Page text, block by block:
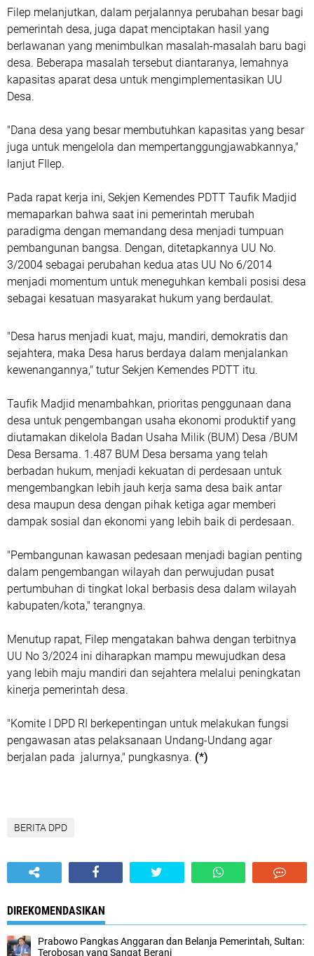
Filep melanjutkan, dalam perjalannya perubahan besar bagi
pemerintah desa, juga dapat menciptakan hasil yang
berlawanan yang menimbulkan masalah-masalah baru bagi
desa. Beberapa masalah tersebut diantaranya, lemahnya
kapasitas aparat desa untuk mengimplementasikan UU
Desa.
"Dana desa yang besar membutuhkan kapasitas yang besar
juga untuk mengelola dan mempertanggungjawabkannya,"
lanjut FIlep.
Pada rapat kerja ini, Sekjen Kemendes PDTT Taufik Madjid
memaparkan bahwa saat ini pemerintah merubah
paradigma dengan memandang desa menjadi tumpuan
pembangunan bangsa. Dengan, ditetapkannya UU No.
3/2004 sebagai perubahan kedua atas UU No 6/2014
menjadi momentum untuk meneguhkan kembali posisi desa
sebagai kesatuan masyarakat hukum yang berdaulat.
"Desa harus menjadi kuat, maju, mandiri, demokratis dan
sejahtera, maka Desa harus berdaya dalam menjalankan
kewenangannya," tutur Sekjen Kemendes PDTT itu.
Taufik Madjid menambahkan, prioritas penggunaan dana
desa untuk pengembangan usaha ekonomi produktif yang
diutamakan dikelola Badan Usaha Milik (BUM) Desa /BUM
Desa Bersama. 1.487 BUM Desa bersama yang telah
berbadan hukum, menjadi kekuatan di perdesaan untuk
mengembangkan lebih jauh kerja sama desa baik antar
desa maupun desa dengan pihak ketiga agar memberi
dampak sosial dan ekonomi yang lebih baik di perdesaan.
"Pembangunan kawasan pedesaan menjadi bagian penting
dalam pengembangan wilayah dan perwujudan pusat
pertumbuhan di tingkat lokal berbasis desa dalam wilayah
kabupaten/kota," terangnya.
Menutup rapat, Filep mengatakan bahwa dengan terbitnya
UU No 3/2024 ini diharapkan mampu mewujudkan desa
yang lebih maju mandiri dan sejahtera melalui peningkatan
kinerja pemerintah desa.
"Komite I DPD RI berkepentingan untuk melakukan fungsi
pengawasan atas pelaksanaan Undang-Undang agar
berjalan pada jalurnya," pungkasnya. (*)
BERITA DPD
DIREKOMENDASIKAN
Prabowo Pangkas Anggaran dan Belanja Pemerintah, Sultan:
Terobosan yang Sangat Berani